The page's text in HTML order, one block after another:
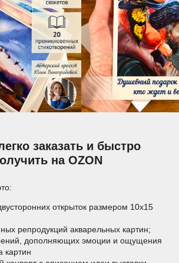
заказать и быстро
на OZON
открыток размером 10х15
репродукций акварельных картин;
дополняющих эмоции и ощущения
картин